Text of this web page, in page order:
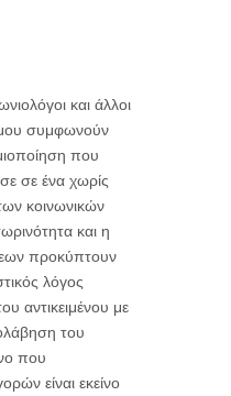
και άλλοι
συμφωνούν
που
σε ένα χωρίς
κοινωνικών
και η
προκύπτoυν
λόγος
αντικειμένου με
του
που
είναι εκείνο